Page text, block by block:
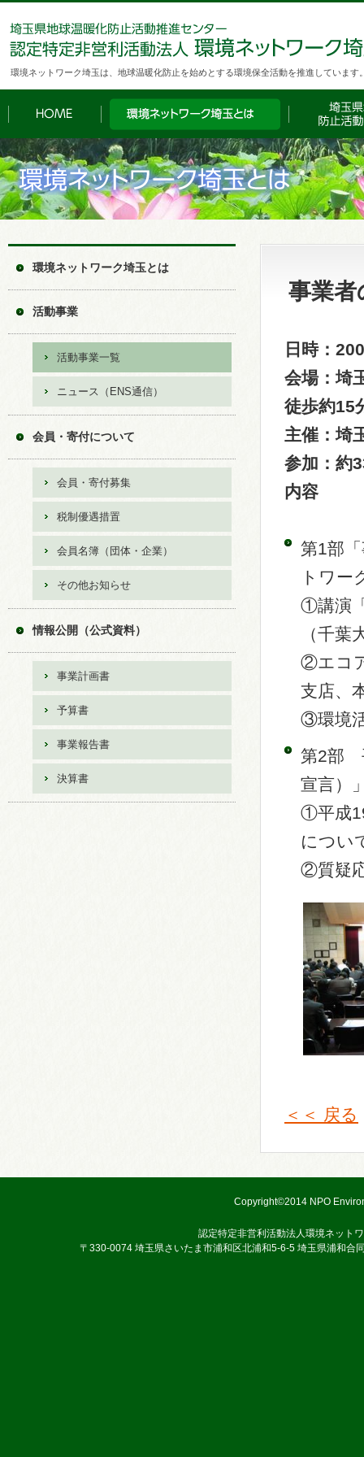
環境ネットワーク埼玉は、地球温暖化防止を始めとする環境保全活動を推進しています
事業者
日時：
会場：埼
徒歩約15
主催：埼
参加：約
内容
第1部
トワー
①講演
（千葉
②エコ
支店、
③環境
第2部
宣言）
①平成
につい
②質疑
＜＜ 戻る
環境ネットワーク埼玉とは
活動事業
活動事業一覧
ニュース（ENS通信）
会員・寄付について
会員・寄付募集
税制優遇措置
会員名簿（団体・企業）
その他お知らせ
情報公開（公式資料）
事業計画書
予算書
事業報告書
決算書
Copyright©2014 NPO
認定特定非営利活動法人環境ネット
〒330-0074 埼玉県さいたま市浦和区北浦和5-6-5 埼玉県浦